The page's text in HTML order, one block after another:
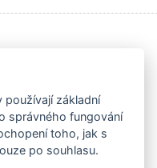
používají základní
správného fungování
toho, jak s
po souhlasu.